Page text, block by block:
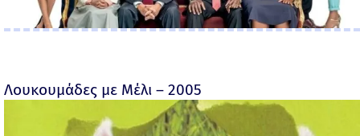
Λουκουμάδες με Μέλι – 2005